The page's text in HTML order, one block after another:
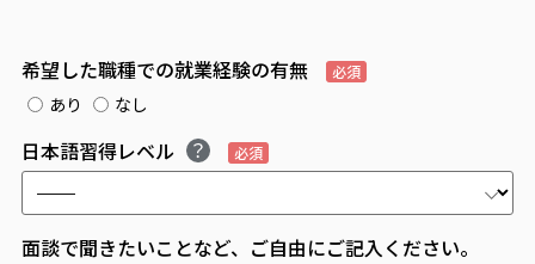
希望した職種での就業経験の有無 必須
あり なし
日本語習得レベル 必須
面談で聞きたいことなど、ご自由にご記入ください。